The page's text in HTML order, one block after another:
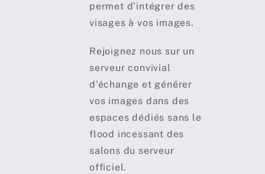
permet d’intégrer des
visages à vos images.
Rejoignez nous sur un
serveur convivial
d’échange et générer
vos images dans des
espaces dédiés sans le
flood incessant des
salons du serveur
officiel.